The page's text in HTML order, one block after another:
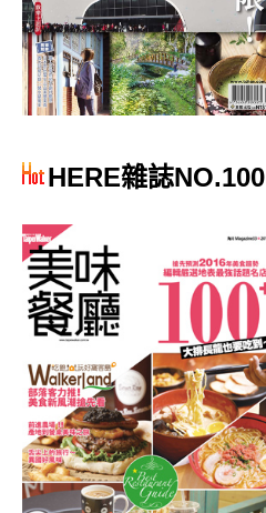
HERE雜誌NO.100